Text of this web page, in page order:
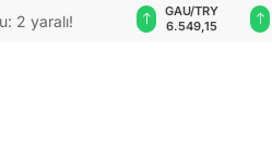
bombalı
GAU/TRY
6.549,15
BIST 100
13.703,13